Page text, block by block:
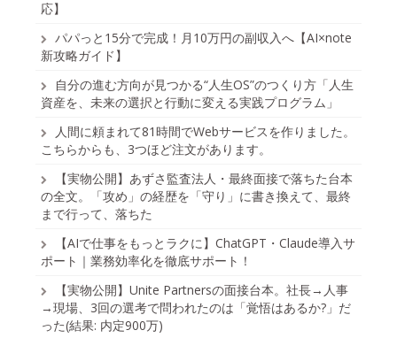
応】
パパっと15分で完成！月10万円の副収入へ【AI×note
新攻略ガイド】
自分の進む方向が見つかる“人生OS”のつくり方「人生
資産を、未来の選択と行動に変える実践プログラム」
人間に頼まれて81時間でWebサービスを作りました。
こちらからも、3つほど注文があります。
【実物公開】あずさ監査法人・最終面接で落ちた台本
の全文。「攻め」の経歴を「守り」に書き換えて、最終
まで行って、落ちた
【AIで仕事をもっとラクに】ChatGPT・Claude導入サ
ポート｜業務効率化を徹底サポート！
【実物公開】Unite Partnersの面接台本。社長→人事
→現場、3回の選考で問われたのは「覚悟はあるか?」だ
った(結果: 内定900万)